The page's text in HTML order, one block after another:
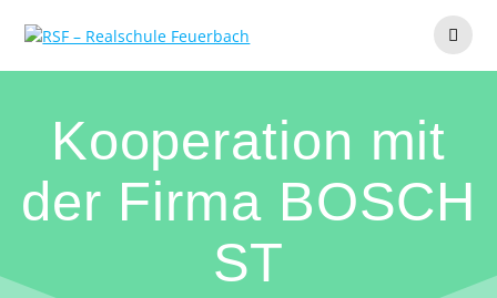
Inhalt
Kooperation mit
der Firma BOSCH
ST